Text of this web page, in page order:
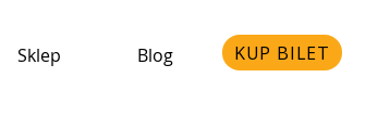
Sklep Blog KUP BILET